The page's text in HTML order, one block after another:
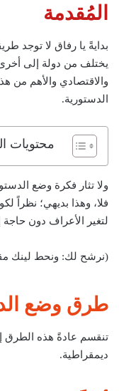
المُقدمة
بدايةً يا رفاق لا توجد
يختلف من دولة إلى
والاقتصادي والأهم من
الدستورية.
محتويات
ولا تثار فكرة وضع
فلا، وهذا بديهي؛ نظراً
لتغير الأعراف دون حاجة
(نرشح لك: ونحط لينك
طرق وضع
تنقسم عادةً هذه الطرق
ديمقراطية.